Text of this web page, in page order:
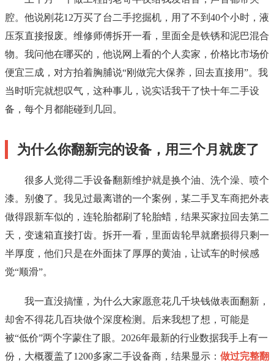
腔。他说刚花12万买了台二手挖掘机，用了不到40个小时，液
压泵直接报废。维修师傅拆开一看，里面全是铁锈和泥巴混合
物。我问他在哪买的，他说网上看的个人卖家，价格比市场价
便宜三成，对方拍着胸脯说“刚做完大保养，回去直接用”。我
当时听完就想叹气，这种事儿，说实话我干了快十年二手设
备，每个月都能碰到几回。
为什么你翻新完的设备，用三个月就废了
很多人觉得二手设备翻新维护就是换个油、洗个澡、喷个
漆。别傻了。我见过最离谱的一个案例，某二手叉车商把外表
做得跟新车似的，连轮胎都刷了轮胎蜡，结果买家拉回去第二
天，变速箱直接打齿。拆开一看，里面齿轮早就磨损得只剩一
半厚度，他们只是在外面抹了厚厚的黄油，让试车的时候感
觉“顺滑”。
我一直没搞懂，为什么大家愿意花几千块钱做表面翻新，
却舍不得花几百块做个深度检测。后来我想了想，可能是
被“低价”两个字蒙住了眼。2026年最新的行业数据我手上有一
份，大概覆盖了1200多家二手设备商，结果显示： 做过完整翻